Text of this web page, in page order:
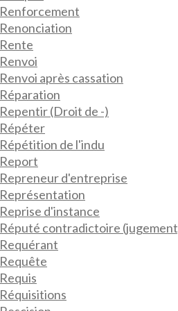
Renforcement
Renonciation
Rente
Renvoi
Renvoi après cassation
Réparation
Repentir (Droit de -)
Répéter
Répétition de l'indu
Report
Repreneur d'entreprise
Représentation
Reprise d'instance
Réputé contradictoire
Requérant
Requête
Requis
Réquisitions